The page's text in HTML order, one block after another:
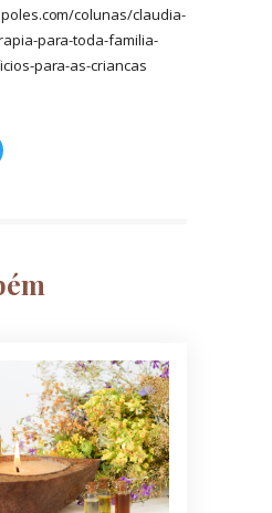
colunas/claudia-
para-toda-familia-
para-as-criancas